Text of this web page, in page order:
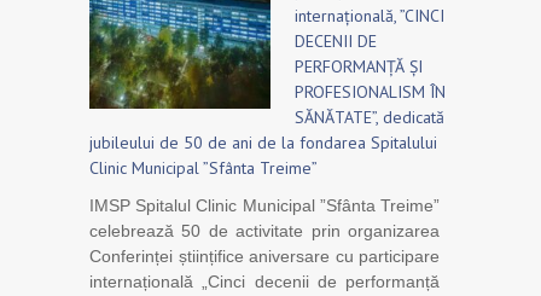
internaţională, ”CINCI
DECENII DE
PERFORMANȚĂ ȘI
PROFESIONALISM ÎN
SĂNĂTATE”, dedicată
jubileului de 50 de ani de la fondarea Spitalului
Clinic Municipal ”Sfânta Treime”
IMSP Spitalul Clinic Municipal ”Sfânta Treime”
celebrează 50 de activitate prin organizarea
Conferinței științifice aniversare cu participare
internațională „Cinci decenii de performanță